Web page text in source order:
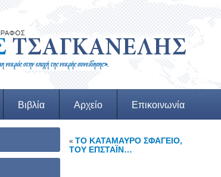
Βιβλία Αρχείο Επικοινωνία
« ΤΟ ΚΑΤΑΜΑΥΡΟ ΣΦΑΓΕΙΟ,
ΤΟΥ ΕΠΣΤΑΪΝ…